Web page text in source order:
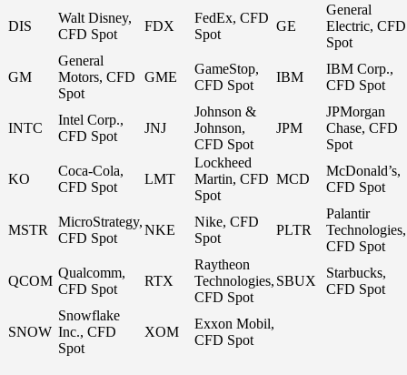
DIS
Walt Disney,
CFD Spot
FDX
FedEx, CFD
Spot
GE
General
Electric, CFD
Spot
GM
General
Motors, CFD
Spot
GME
GameStop,
CFD Spot
IBM
IBM Corp.,
CFD Spot
INTC
Intel Corp.,
CFD Spot
JNJ
Johnson &
Johnson,
CFD Spot
JPM
JPMorgan
Chase, CFD
Spot
KO
Coca-Cola,
CFD Spot
LMT
Lockheed
Martin, CFD
Spot
MCD
McDonald’s,
CFD Spot
MSTR
MicroStrategy,
CFD Spot
NKE
Nike, CFD
Spot
PLTR
Palantir
Technologies,
CFD Spot
QCOM
Qualcomm,
CFD Spot
RTX
Raytheon
Technologies,
CFD Spot
SBUX
Starbucks,
CFD Spot
SNOW
Snowflake
Inc., CFD
Spot
XOM
Exxon Mobil,
CFD Spot